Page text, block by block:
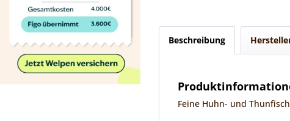
Beschreibung
Feine Huhn- und